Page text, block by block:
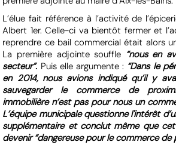
L’élue fait référence à l’activité de
Albert 1er. Celle-ci va bientôt fermer et
reprendre ce bail commercial était alors
La première adjointe souffle “nous en
secteur”. Puis elle argumente : “Dans le
en 2014, nous avions indiqué qu’il y
sauvegarder le commerce de
immobilière n’est pas pour nous un
L’équipe municipale questionne l'intérêt
supplémentaire et conclut même que
devenir “dangereuse pour le commerce de